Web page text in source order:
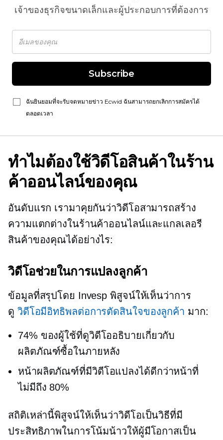
เจ้าของธุรกิจขนาดเล็กและผู้ประกอบการที่ต้องการ
Subscribe
ฉันยินยอมที่จะรับจดหมายข่าว Ecwid ฉันสามารถยกเลิกการสมัครได้
ตลอดเวลา
ทำไมต้องใช้วิดีโอสินค้าในร้าน
ค้าออนไลน์ของคุณ
อันดับแรก เรามาคุยกันว่าวิดีโอสามารถสร้าง
ความแตกต่างในร้านค้าออนไลน์และแกลเลอรี
สินค้าของคุณได้อย่างไร:
วิดีโอช่วยในการแปลงลูกค้า
ข้อมูลที่สรุปโดย Invesp พิสูจน์ให้เห็นว่าการ
ดู วิดีโอมีอิทธิพลต่อการตัดสินใจของลูกค้า มาก:
74% ของผู้ใช้ที่ดูวิดีโออธิบายเกี่ยวกับ
ผลิตภัณฑ์ซื้อในภายหลัง
หน้าผลิตภัณฑ์ที่มีวิดีโอแปลงได้ดีกว่าหน้าที่
ไม่มีถึง 80%
สถิติเหล่านี้พิสูจน์ให้เห็นว่าวิดีโอเป็นวิธีที่มี
ประสิทธิภาพในการโน้มน้าวให้ผู้มีโอกาสเป็น